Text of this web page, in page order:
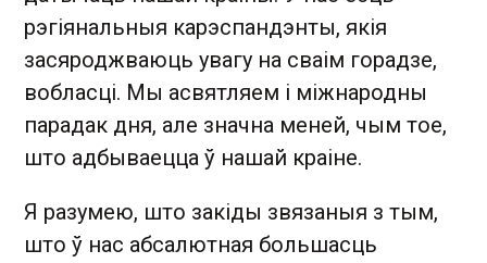
рэгіянальныя карэспандэнты, якія
засяроджваюць увагу на сваім горадзе,
вобласці. Мы асвятляем і міжнародны
парадак дня, але значна меней, чым тое,
што адбываецца ў нашай краіне.
Я разумею, што закіды звязаныя з тым,
што ў нас абсалютная большасць